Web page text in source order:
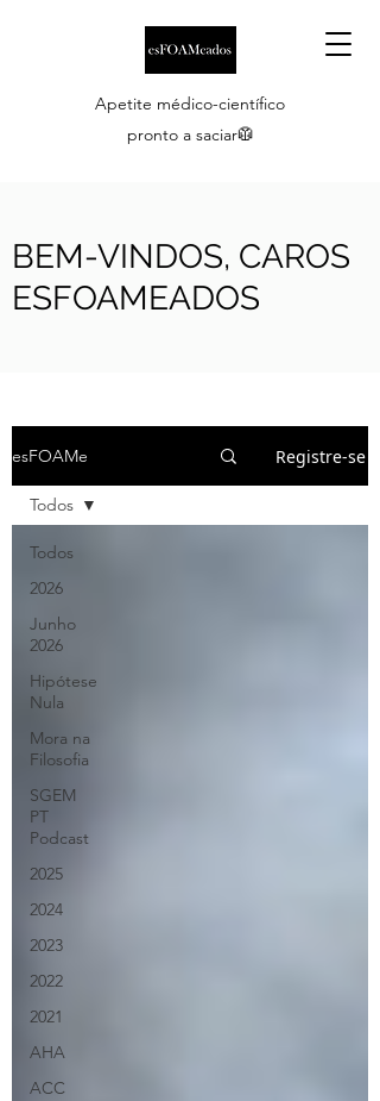
Apetite médico-científico
pronto a saciar🥼
BEM-VINDOS, CAROS
ESFOAMEADOS
esFOAMe Registre-se
Todos
2026
Junho
2026
Hipótese
Nula
Mora na
Filosofia
SGEM
PT
Podcast
2025
2024
2023
2022
2021
AHA
ACC
Todos